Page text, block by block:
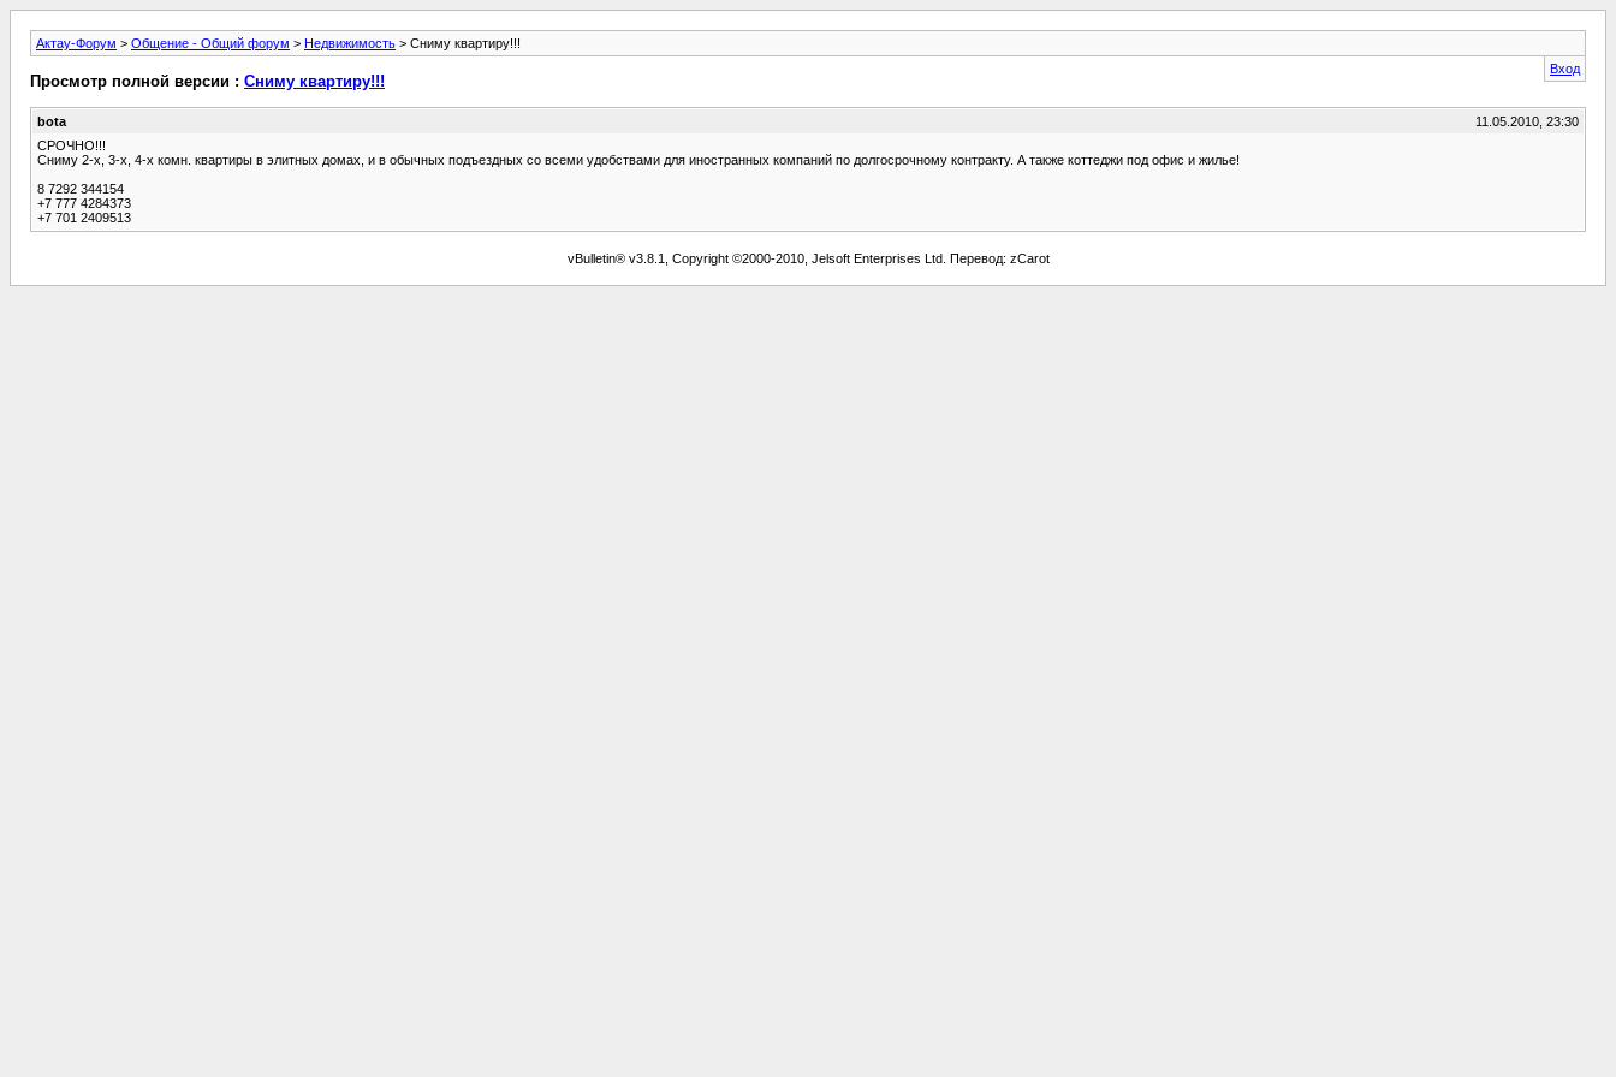
Актау-Форум > Общение - Общий форум > Недвижимость > Сниму квартиру!!!
Вход
Просмотр полной версии : Сниму квартиру!!!
bota
11.05.2010, 23:30
СРОЧНО!!!
Сниму 2-х, 3-х, 4-х комн. квартиры в элитных домах, и в обычных подъездных со всеми удобствами для иностранных компаний по долгосрочному контракту. А также коттеджи под офис и жилье!
8 7292 344154
+7 777 4284373
+7 701 2409513
vBulletin® v3.8.1, Copyright ©2000-2010, Jelsoft Enterprises Ltd. Перевод: zCarot